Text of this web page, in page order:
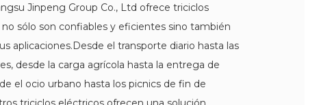
Jinpeng Group Co., Ltd ofrece triciclos
sólo son confiables y eficientes sino también
aplicaciones.Desde el transporte diario hasta las
desde la carga agrícola hasta la entrega de
el ocio urbano hasta los picnics de fin de